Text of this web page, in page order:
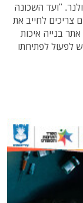
"ועד השכונה
צריכים לחייב את
בנייה איכות
לפעול לפתיחתו